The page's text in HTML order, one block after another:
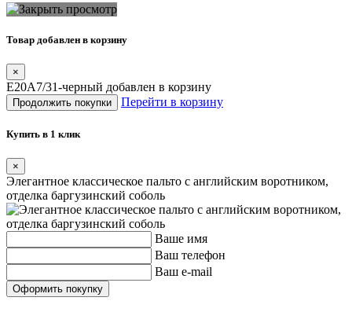
Товар добавлен в корзину
×
E20A7/31-черный добавлен в корзину
Продолжить покупки Перейти в корзину
Купить в 1 клик
×
Элегантное классическое пальто с английским воротником,
отделка баргузинский соболь
Ваше имя
Ваш телефон
Ваш e-mail